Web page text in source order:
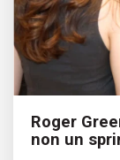
Roger
non un